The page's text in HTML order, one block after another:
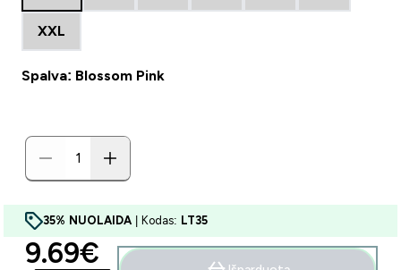
XXL
Spalva: Blossom Pink
35% NUOLAIDA | Kodas: LT35
discounted price
9.69€‎